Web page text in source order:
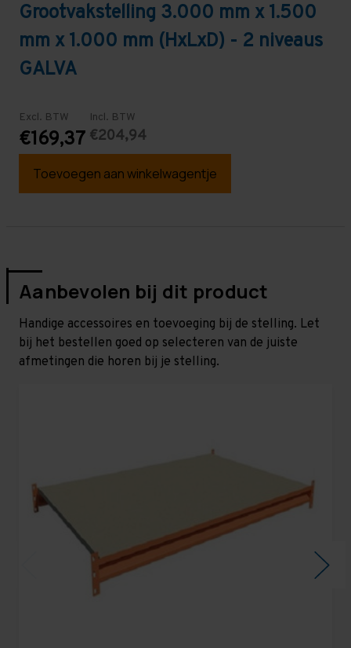
Grootvakstelling 3.000 mm x 1.500
mm x 1.000 mm (HxLxD) - 2 niveaus
GALVA
Excl. BTW
€169,37
Incl. BTW
€204,94
Toevoegen aan winkelwagentje
Aanbevolen bij dit product
Handige accessoires en toevoeging bij de stelling. Let
bij het bestellen goed op selecteren van de juiste
afmetingen die horen bij je stelling.